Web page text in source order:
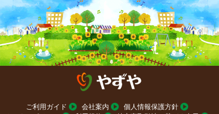
ご利用ガイド 会社案内
個人情報保護方針